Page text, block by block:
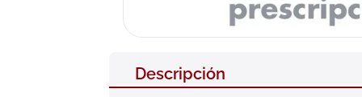
Descripción